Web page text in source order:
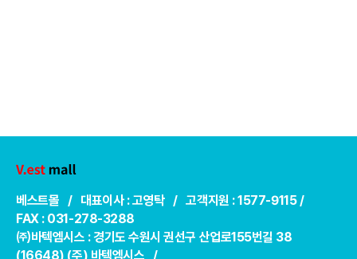
베스트몰 / 대표이사 : 고영탁 / 고객지원 : 1577-9115 /
FAX : 031-278-3288
㈜바텍엠시스 : 경기도 수원시 권선구 산업로155번길 38
(16648) (주) 바텍엠시스 /